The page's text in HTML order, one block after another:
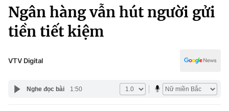
Chuyên mục
Chính trị
Pháp luật
Kinh tế
Thể thao
Truyền hình
Y tế
Công nghệ
Ngân hàng vẫn hút người gửi
tiền tiết kiệm
VTV Digital
Nghe đọc bài 1:50